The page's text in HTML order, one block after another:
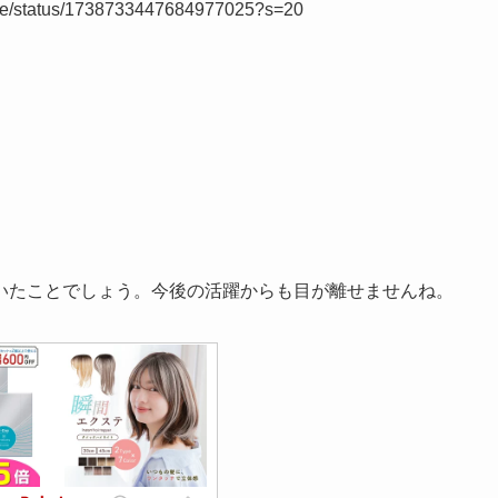
status/1738733447684977025?s=20
ことでしょう。今後の活躍からも目が離せませんね。